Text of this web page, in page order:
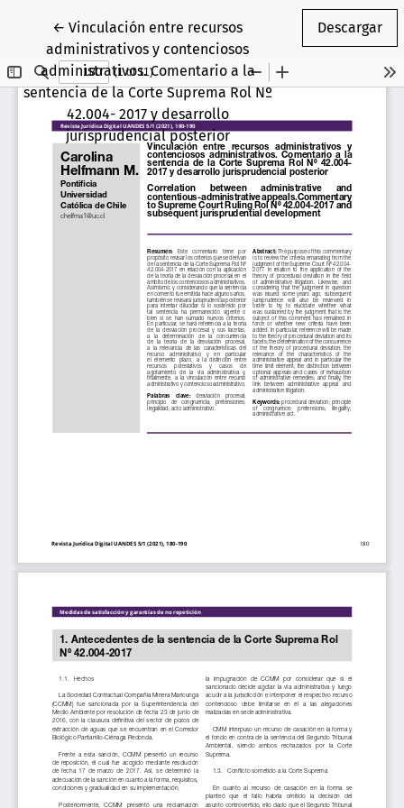
←Volver a los detalles del artículo
Vinculación entre recursos
administrativos y contenciosos
administrativos. Comentario a la
sentencia de la Corte Suprema Rol Nº
42.004- 2017 y desarrollo
jurisprudencial posterior
Descargar